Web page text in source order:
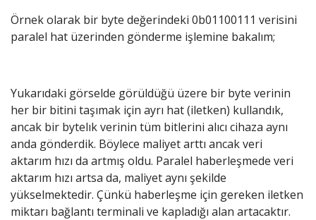
Örnek olarak bir byte değerindeki 0b01100111 verisini
paralel hat üzerinden gönderme işlemine bakalım;
Yukarıdaki görselde görüldüğü üzere bir byte verinin
her bir bitini taşımak için ayrı hat (iletken) kullandık,
ancak bir bytelık verinin tüm bitlerini alıcı cihaza aynı
anda gönderdik. Böylece maliyet arttı ancak veri
aktarım hızı da artmış oldu. Paralel haberleşmede veri
aktarım hızı artsa da, maliyet aynı şekilde
yükselmektedir. Çünkü haberleşme için gereken iletken
miktarı bağlantı terminali ve kapladığı alan artacaktır.